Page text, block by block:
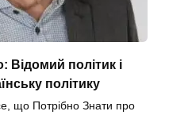
Відомий політик і
політику
що Потрібно Знати про